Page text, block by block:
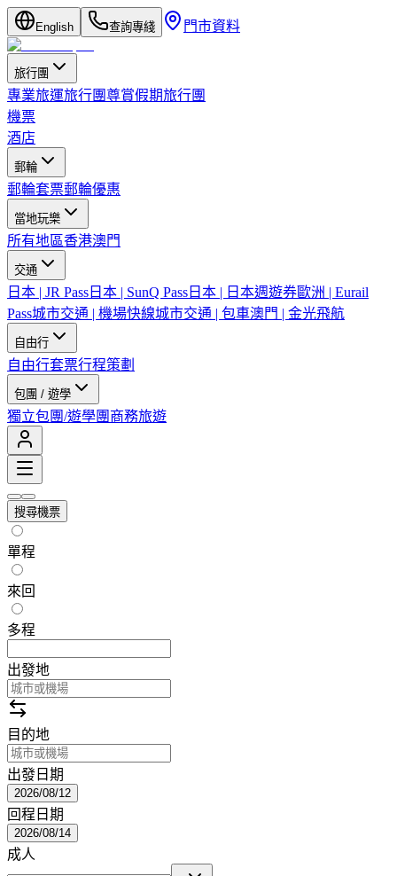
English 查詢專綫 門市資料
旅行團
專業旅運旅行團尊賞假期旅行團
機票
酒店
郵輪
郵輪套票郵輪優惠
當地玩樂
所有地區香港澳門
交通
日本 | JR Pass 日本 | SunQ Pass 日本 | 日本週遊券歐洲 | Eurail
Pass城市交通 | 機場快線城市交通 | 包車澳門 | 金光飛航
自由行
自由行套票行程策劃
包團 / 遊學
獨立包團/遊學團 商務旅遊
搜尋機票
單程
來回
多程
出發地
目的地
出發日期
2026/08/12
回程日期
2026/08/14
成人